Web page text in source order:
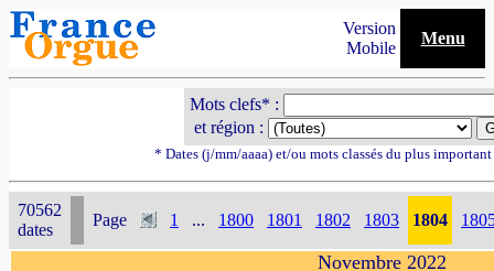
Version
Mobile
Menu
Mots clefs* :
et région :
* Dates (j/mm/aaaa) et/ou mots classés du plus
70562
dates
Page 1 ... 1800 1801 1802 1803 1804
Novembre 2022